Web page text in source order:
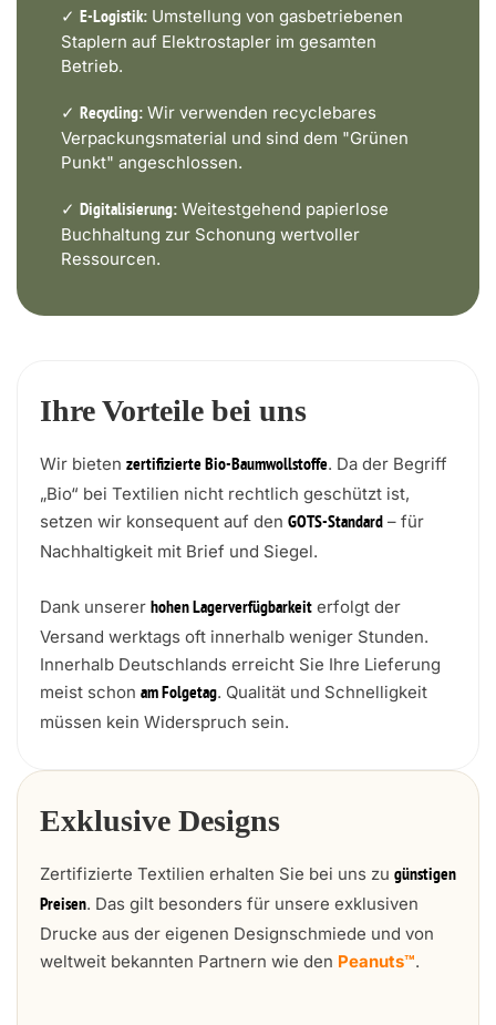
✓ E-Logistik: Umstellung von gasbetriebenen
Staplern auf Elektrostapler im gesamten
Betrieb.
✓ Recycling: Wir verwenden recyclebares
Verpackungsmaterial und sind dem "Grünen
Punkt" angeschlossen.
✓ Digitalisierung: Weitestgehend papierlose
Buchhaltung zur Schonung wertvoller
Ressourcen.
Ihre Vorteile bei uns
Wir bieten zertifizierte Bio-Baumwollstoffe. Da der Begriff
„Bio“ bei Textilien nicht rechtlich geschützt ist,
setzen wir konsequent auf den GOTS-Standard – für
Nachhaltigkeit mit Brief und Siegel.
Dank unserer hohen Lagerverfügbarkeit erfolgt der
Versand werktags oft innerhalb weniger Stunden.
Innerhalb Deutschlands erreicht Sie Ihre Lieferung
meist schon am Folgetag. Qualität und Schnelligkeit
müssen kein Widerspruch sein.
Exklusive Designs
Zertifizierte Textilien erhalten Sie bei uns zu günstigen
Preisen. Das gilt besonders für unsere exklusiven
Drucke aus der eigenen Designschmiede und von
weltweit bekannten Partnern wie den Peanuts™.